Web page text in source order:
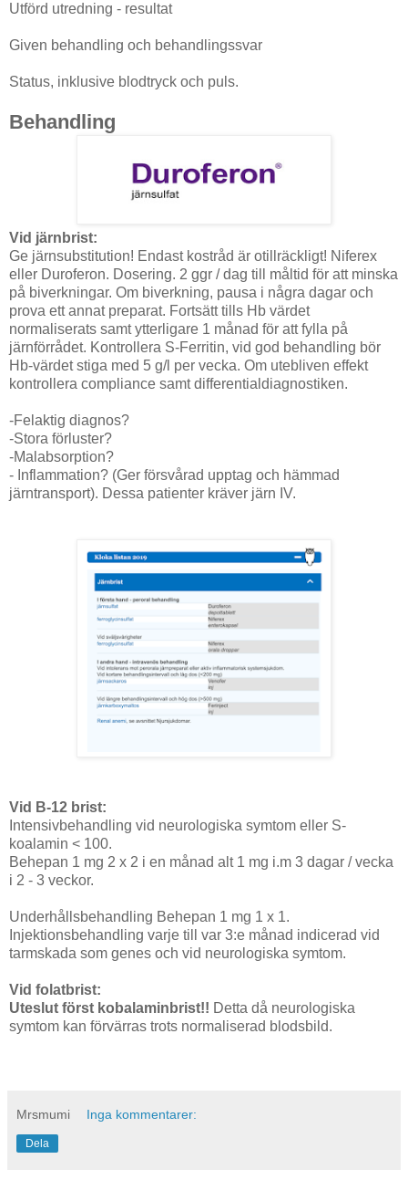
Utförd utredning - resultat
Given behandling och behandlingssvar
Status, inklusive blodtryck och puls.
Behandling
Vid järnbrist:
Ge järnsubstitution! Endast kostråd är otillräckligt! Niferex
eller Duroferon. Dosering. 2 ggr / dag till måltid för att minska
på biverkningar. Om biverkning, pausa i några dagar och
prova ett annat preparat. Fortsätt tills Hb värdet
normaliserats samt ytterligare 1 månad för att fylla på
järnförrådet. Kontrollera S-Ferritin, vid god behandling bör
Hb-värdet stiga med 5 g/l per vecka. Om utebliven effekt
kontrollera compliance samt differentialdiagnostiken.
-Felaktig diagnos?
-Stora förluster?
-Malabsorption?
- Inflammation? (Ger försvårad upptag och hämmad
järntransport). Dessa patienter kräver järn IV.
Vid B-12 brist:
Intensivbehandling vid neurologiska symtom eller S-
koalamin < 100.
Behepan 1 mg 2 x 2 i en månad alt 1 mg i.m 3 dagar / vecka
i 2 - 3 veckor.
Underhållsbehandling Behepan 1 mg 1 x 1.
Injektionsbehandling varje till var 3:e månad indicerad vid
tarmskada som genes och vid neurologiska symtom.
Vid folatbrist:
Uteslut först kobalaminbrist!! Detta då neurologiska
symtom kan förvärras trots normaliserad blodsbild.
Mrsmumi Inga kommentarer:
Dela